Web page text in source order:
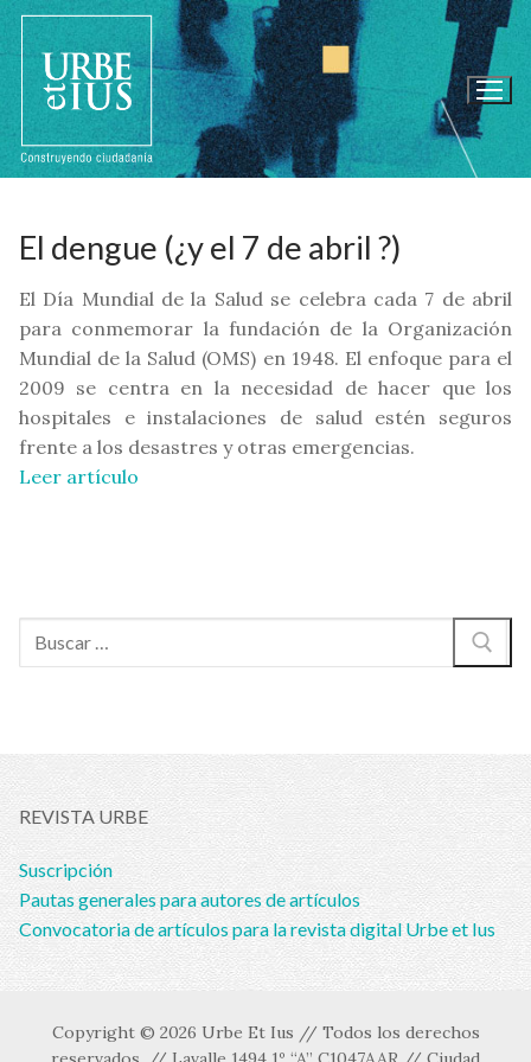
al
contenido
El dengue (¿y el 7 de abril ?)
El Día Mundial de la Salud se celebra cada 7 de abril
para conmemorar la fundación de la Organización
Mundial de la Salud (OMS) en 1948. El enfoque para el
2009 se centra en la necesidad de hacer que los
hospitales e instalaciones de salud estén seguros
frente a los desastres y otras emergencias.
Leer artículo
Buscar:
REVISTA URBE
Suscripción
Pautas generales para autores de artículos
Convocatoria de artículos para la revista digital Urbe et Ius
Copyright © 2026 Urbe Et Ius // Todos los derechos